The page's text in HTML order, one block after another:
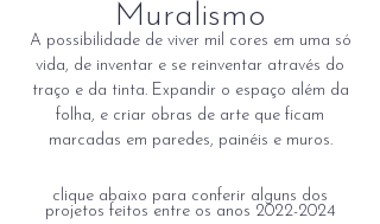
Muralismo
A possibilidade de viver mil cores em uma só
vida, de inventar e se reinventar através do
traço e da tinta. Expandir o espaço além da
folha, e criar obras de arte que ficam
marcadas em paredes, painéis e muros.
clique abaixo para conferir alguns dos
projetos feitos entre os anos 2022-2024